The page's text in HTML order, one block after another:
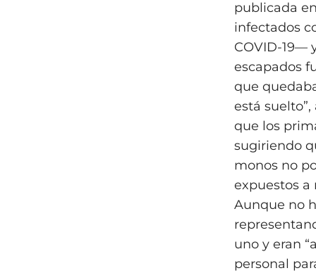
publicada
infectados
COVID-19—
escapados
que
está
que los
sugiriendo
monos no
expuestos a
Aunque no
uno y eran
personal